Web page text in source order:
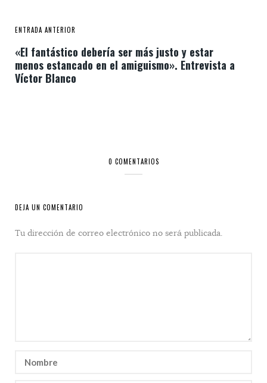
ENTRADA ANTERIOR
«El fantástico debería ser más justo y estar
menos estancado en el amiguismo». Entrevista a
Víctor Blanco
0 COMENTARIOS
DEJA UN COMENTARIO
Tu dirección de correo electrónico no será publicada.